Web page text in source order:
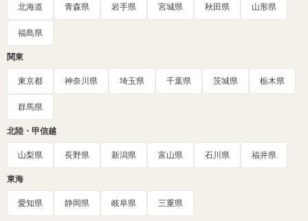
北海道 青森県 岩手県 宮城県 秋田県 山形県
福島県
関東
東京都 神奈川県 埼玉県 千葉県 茨城県 栃木県
群馬県
北陸・甲信越
山梨県 長野県 新潟県 富山県 石川県 福井県
東海
愛知県 静岡県 岐阜県 三重県